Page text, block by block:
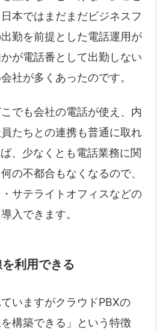
本ではまだまだビジネスフ
勤を前提とした電話運用が
が電話番として出勤しない
社が多くあったのです。
でも会社の電話が使え、内
たちとの連携も普通に取れ
、少なくとも電話業務に関
の不都合もなくなるので、
サテライトオフィスなどの
入できます。
利用できる
いますがクラウドPBXの
構築できる」という特徴